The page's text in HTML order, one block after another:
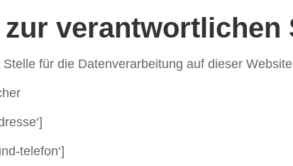
verantwortlichen
für die Datenverarbeitung auf dieser
telefon‘]